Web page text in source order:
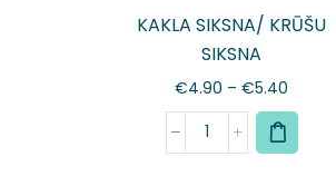
KAKLA SIKSNA/ KRŪŠU
SIKSNA
€4.90 – €5.40